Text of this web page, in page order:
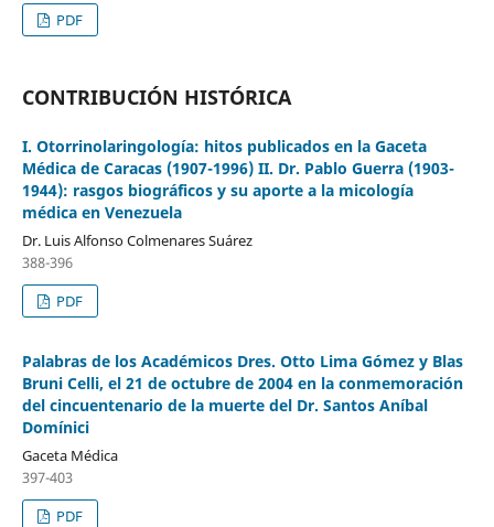
PDF
CONTRIBUCIÓN HISTÓRICA
I. Otorrinolaringología: hitos publicados en la Gaceta
Médica de Caracas (1907-1996) II. Dr. Pablo Guerra (1903-
1944): rasgos biográficos y su aporte a la micología
médica en Venezuela
Dr. Luis Alfonso Colmenares Suárez
388-396
PDF
Palabras de los Académicos Dres. Otto Lima Gómez y Blas
Bruni Celli, el 21 de octubre de 2004 en la conmemoración
del cincuentenario de la muerte del Dr. Santos Aníbal
Domínici
Gaceta Médica
397-403
PDF